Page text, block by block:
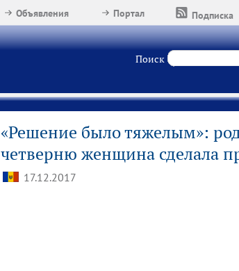
Подписка
Портал
Объявления
Поиск
«Решение было тяжелым»:
четверню женщина сделала
17.12.2017